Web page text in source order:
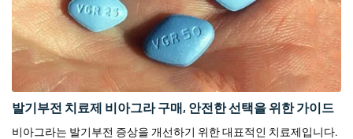
발기부전 치료제 비아그라 구매, 안전한 선택을 위한 가이드
비아그라는 발기부전 증상을 개선하기 위한 대표적인 치료제입니다.